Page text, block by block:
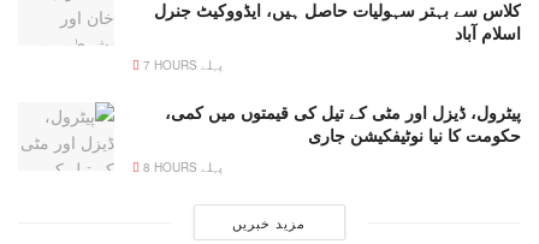
کلاس سے بہتر سہولیات حاصل ہیں، ایڈووکیٹ جنرل
اسلام آباد
7 HOURS پہلے
پیٹرول، ڈیزل اور مٹی کے تیل کی قیمتوں میں کمی،
حکومت کا نیا نوٹیفکیشن جاری
8 HOURS پہلے
مزید خبریں